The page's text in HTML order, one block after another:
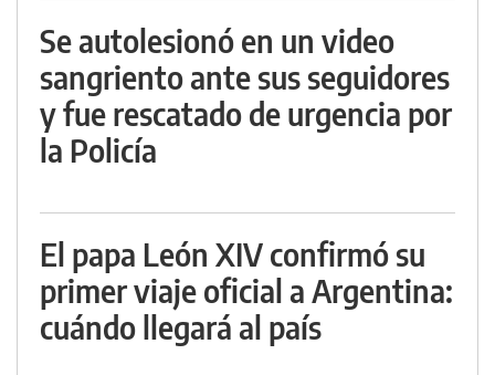
Se autolesionó en un video
sangriento ante sus seguidores
y fue rescatado de urgencia por
la Policía
El papa León XIV confirmó su
primer viaje oficial a Argentina:
cuándo llegará al país